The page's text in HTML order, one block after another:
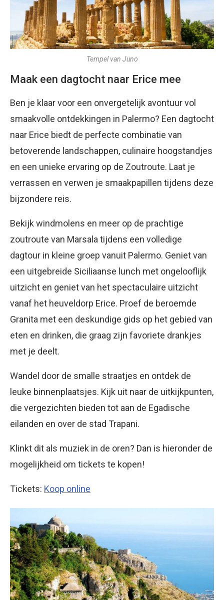
Tempel van Juno
Maak een dagtocht naar Erice mee
Ben je klaar voor een onvergetelijk avontuur vol
smaakvolle ontdekkingen in Palermo? Een dagtocht
naar Erice biedt de perfecte combinatie van
betoverende landschappen, culinaire hoogstandjes
en een unieke ervaring op de Zoutroute. Laat je
verrassen en verwen je smaakpapillen tijdens deze
bijzondere reis.
Bekijk windmolens en meer op de prachtige
zoutroute van Marsala tijdens een volledige
dagtour in kleine groep vanuit Palermo. Geniet van
een uitgebreide Siciliaanse lunch met ongelooflijk
uitzicht en geniet van het spectaculaire uitzicht
vanaf het heuveldorp Erice. Proef de beroemde
Granita met een deskundige gids op het gebied van
eten en drinken, die graag zijn favoriete drankjes
met je deelt.
Wandel door de smalle straatjes en ontdek de
leuke binnenplaatsjes. Kijk uit naar de uitkijkpunten,
die vergezichten bieden tot aan de Egadische
eilanden en over de stad Trapani.
Klinkt dit als muziek in de oren? Dan is hieronder de
mogelijkheid om tickets te kopen!
Tickets: Koop online